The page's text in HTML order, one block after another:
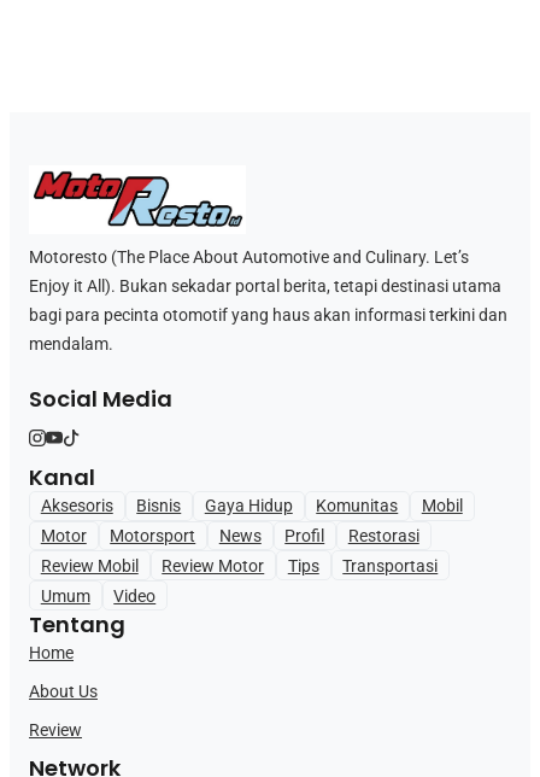
Motoresto (The Place About Automotive and Culinary. Let’s
Enjoy it All). Bukan sekadar portal berita, tetapi destinasi utama
bagi para pecinta otomotif yang haus akan informasi terkini dan
mendalam.
Social Media
Kanal
Aksesoris Bisnis Gaya Hidup Komunitas
Mobil
Motor
Motorsport News Profil
Restorasi
Review Mobil
Review Motor Tips
Transportasi
Umum
Video
Tentang
Home
About Us
Review
Network